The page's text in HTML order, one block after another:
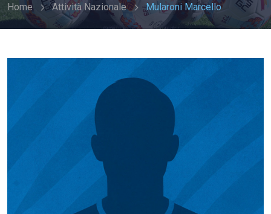
Home Attività Nazionale Mularoni Marcello